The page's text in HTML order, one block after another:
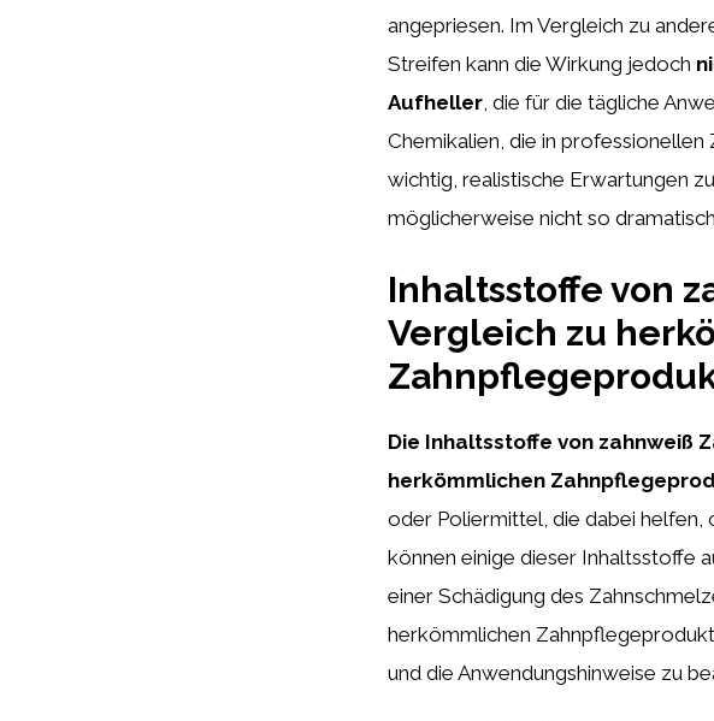
angepriesen. Im Vergleich zu
Streifen kann die Wirkung jedoch
Aufheller, die für die tägliche
Chemikalien, die in
wichtig, realistische Erwartungen
möglicherweise nicht so
Inhaltsstoffe von
Vergleich zu
Die Inhaltsstoffe von zahnweiß
herkömmlichen
oder Poliermittel, die dabei helfen,
können einige dieser Inhaltsstoffe
einer Schädigung des
herkömmlichen
und die Anwendungshinweise zu